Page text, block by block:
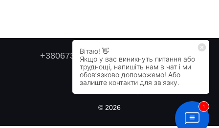
+380673179749 +380505478711
Контактна інформація
© 2026